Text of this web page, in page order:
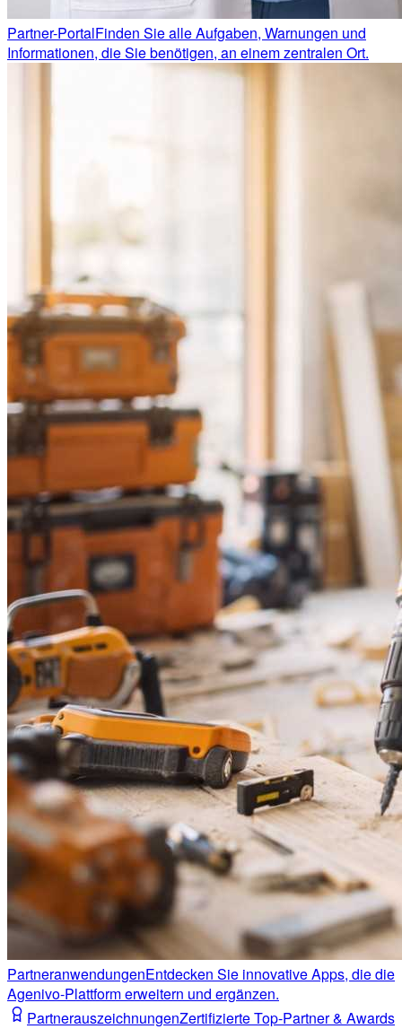
Partner-PortalFinden Sie alle Aufgaben, Warnungen und
Informationen, die Sie benötigen, an einem zentralen Ort.
PartneranwendungenEntdecken Sie innovative Apps, die die
Agenivo-Plattform erweitern und ergänzen.
PartnerauszeichnungenZertifizierte Top-Partner & Awards